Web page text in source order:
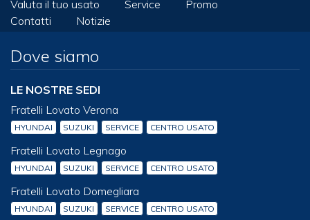
Valuta il tuo usato
Service
Promo
Contatti
Notizie
Dove siamo
LE NOSTRE SEDI
Fratelli Lovato Verona
HYUNDAI SUZUKI SERVICE CENTRO USATO
Fratelli Lovato Legnago
HYUNDAI SUZUKI SERVICE CENTRO USATO
Fratelli Lovato Domegliara
HYUNDAI SUZUKI SERVICE CENTRO USATO